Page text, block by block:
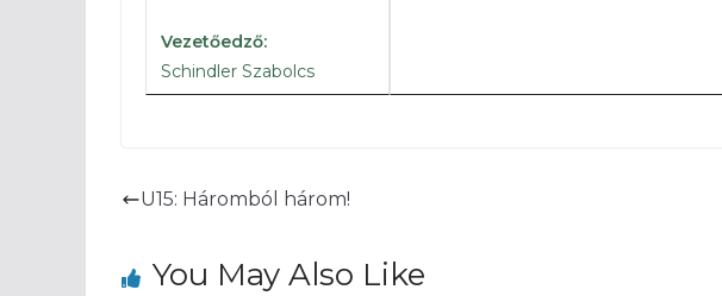
Vezetőedző:
Schindler Szabolcs
52′ Nagy E. lövését üti szögletre Czirjék
U15: Háromból három!
You May Also Like